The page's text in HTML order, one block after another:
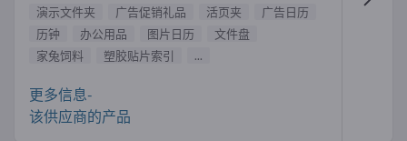
演示文件夹 广告促销礼品 活页夹
广告日历
历钟
办公用品 图片日历
文件盘
家兔饲料
塑胶贴片索引 ...
更多信息-
该供应商的产品